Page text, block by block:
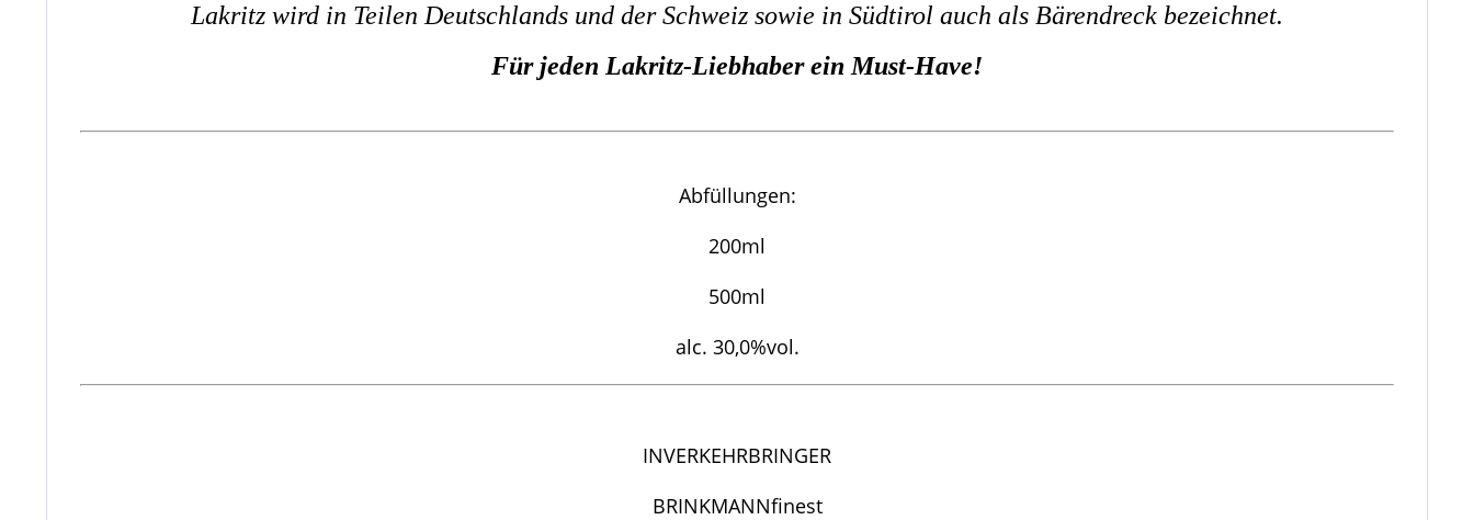
Lakritz wird in Teilen Deutschlands und der Schweiz sowie in Südtirol auch als Bärendreck bezeichnet.
Für jeden Lakritz-Liebhaber ein Must-Have!
Abfüllungen:
200ml
500ml
alc. 30,0%vol.
INVERKEHRBRINGER
BRINKMANNfinest